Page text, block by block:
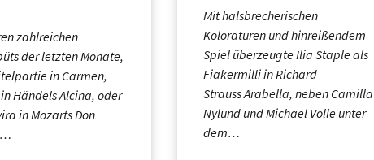
zahlreichen
der letzten Monate,
in Carmen,
Händels Alcina, oder
in Mozarts Don
Mit halsbrecherischen
Koloraturen und hinreißendem
Spiel überzeugte Ilia Staple als
Fiakermilli in Richard
Strauss Arabella, neben Camilla
Nylund und Michael Volle unter
dem…